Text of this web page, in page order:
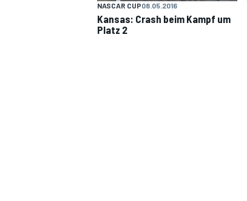
NASCAR CUP08.05.2016
Kansas: Crash beim Kampf um
Platz 2